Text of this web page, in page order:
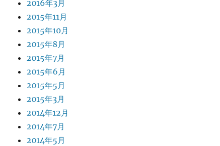
2016年3月
2015年11月
2015年10月
2015年8月
2015年7月
2015年6月
2015年5月
2015年3月
2014年12月
2014年7月
2014年5月